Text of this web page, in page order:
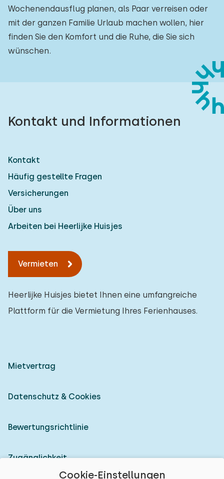
Cookie-Einstellungen
Wochenendausflug planen, als Paar verreisen oder
mit der ganzen Familie Urlaub machen wollen, hier
finden Sie den Komfort und die Ruhe, die Sie sich
wünschen.
Kontakt und Informationen
Kontakt
Häufig gestellte Fragen
Versicherungen
Über uns
Arbeiten bei Heerlijke Huisjes
Vermieten
Heerlijke Huisjes bietet Ihnen eine umfangreiche
Plattform für die Vermietung Ihres Ferienhauses.
Mietvertrag
Datenschutz & Cookies
Bewertungsrichtlinie
Zugänglichkeit